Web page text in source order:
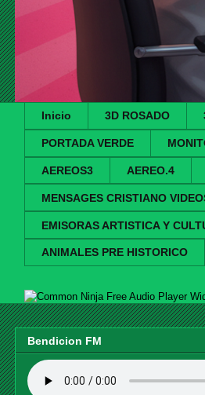
Inicio 3D ROSADO
PORTADA VERDE
AEREOS3 AEREO.4
MENSAGES CRISTIANO
EMISORAS ARTISTICA Y
ANIMALES PRE HISTORICO
Free Audio Player
Bendicion FM